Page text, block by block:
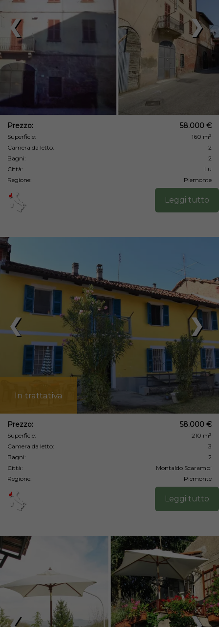
❯
❮
Prezzo: 58.000 €
Superficie:
160 m²
Camera da letto:
2
Bagni:
2
Città:
Lu
Regione:
Piemonte
Leggi tutto
❯
❮
In trattativa
Prezzo: 58.000 €
Superficie:
210 m²
Camera da letto:
3
Bagni:
2
Città:
Montaldo Scarampi
Regione:
Piemonte
Leggi tutto